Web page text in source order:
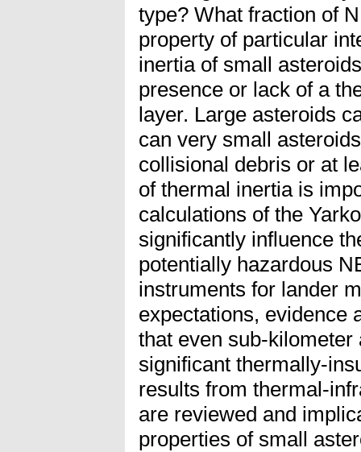
type? What fraction of
property of particular
inertia of small
presence or lack of a
layer. Large asteroids
can very small
collisional debris or at
of thermal inertia is
calculations of the
significantly influence
potentially hazardous
instruments for lander
expectations, evidence
that even sub-
significant thermally-
results from thermal-
are reviewed and
properties of small